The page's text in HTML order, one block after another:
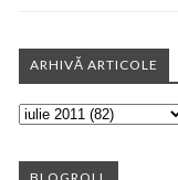
ARHIVĂ ARTICOLE